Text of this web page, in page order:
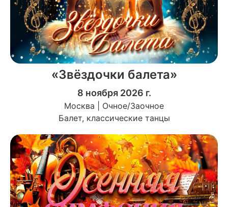
«Звёздочки балета»
8 ноября 2026 г.
Москва | Очное/Заочное
Балет, классические танцы